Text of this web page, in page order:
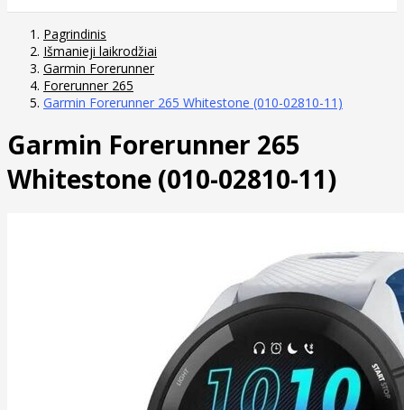
Pagrindinis
Išmanieji laikrodžiai
Garmin Forerunner
Forerunner 265
Garmin Forerunner 265 Whitestone (010-02810-11)
Garmin Forerunner 265
Whitestone (010-02810-11)